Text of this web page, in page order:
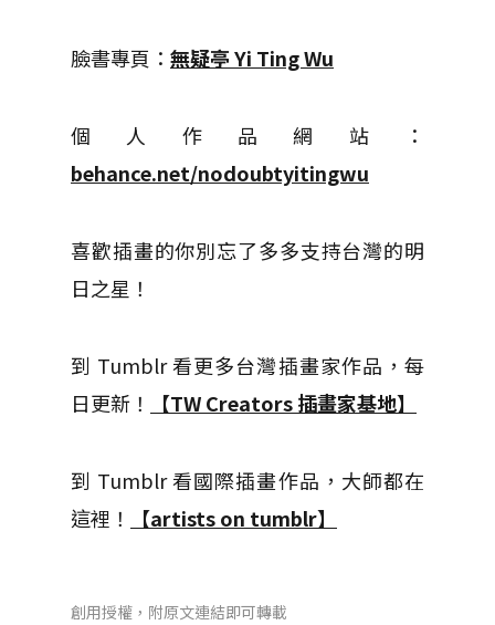
臉書專頁： 無疑亭 Yi Ting Wu
個人作品網站：
behance.net/nodoubtyitingwu
喜歡插畫的你別忘了多多支持台灣的明
日之星！
到 Tumblr 看更多台灣插畫家作品，每
日更新！
【TW Creators 插畫家基地】
到 Tumblr 看國際插畫作品，大師都在
這裡！
【artists on tumblr】
創用授權，附原文連結即可轉載